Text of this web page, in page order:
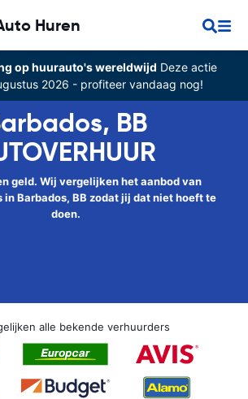
Huren
op huurauto's wereldwijd Deze actie
2026 - profiteer vandaag nog!
BB
geld. Wij vergelijken het aanbod van
in Barbados, BB zodat jij dat niet hoeft te
doen.
alle bekende verhuurders